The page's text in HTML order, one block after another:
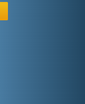
지키세요